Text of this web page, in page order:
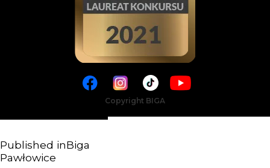
Copyright BIGA
Published inBiga
Pawłowice